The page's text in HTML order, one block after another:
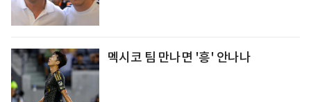
멕시코 팀 만나면 '흥' 안나나